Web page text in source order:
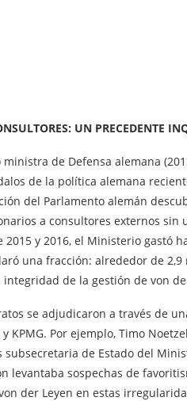
UN PRECEDENTE
de Defensa alemana
de la política alemana
del Parlamento alemán
a consultores externos sin
y 2016, el Ministerio gastó
una fracción: alrededor de
de la gestión de von
se adjudicaron a través de
KPMG. Por ejemplo, Timo
de Estado del
levantaba sospechas de
der Leyen en estas